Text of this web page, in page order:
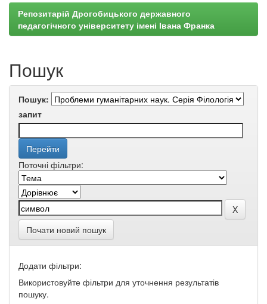
Репозитарій Дрогобицького державного
педагогічного університету імені Івана Франка
Пошук
Пошук:
запит
Поточні фільтри:
Почати новий пошук
Додати фільтри:
Використовуйте фільтри для уточнення результатів
пошуку.